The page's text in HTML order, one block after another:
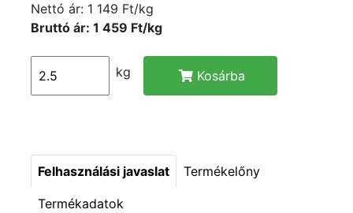
Nettó ár: 1 149 Ft/kg
Bruttó ár: 1 459 Ft/kg
kg Kosárba
Felhasználási javaslat Termékelőny
Termékadatok